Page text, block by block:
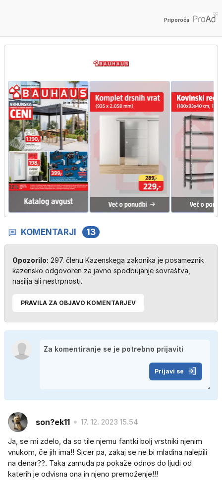
Priporoča
KOMENTARJI 13
Opozorilo: 297. členu Kazenskega zakonika je posameznik
kazensko odgovoren za javno spodbujanje sovraštva,
nasilja ali nestrpnosti.
PRAVILA ZA OBJAVO KOMENTARJEV
Prijavi se
son?ek11 17. 12. 2023 15.54
Ja, se mi zdelo, da so tile njemu fantki bolj vrstniki njenim
vnukom, če jih ima!! Sicer pa, zakaj se ne bi mladina nalepili
na denar??. Taka zamuda pa pokaže odnos do ljudi od
katerih je odvisna ona in njeno premoženje!!!